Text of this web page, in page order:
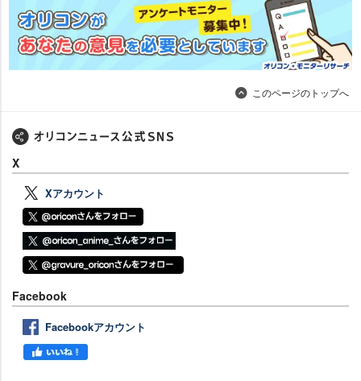
このページのトップへ
X
Xアカウント
Facebook
Facebookアカウント